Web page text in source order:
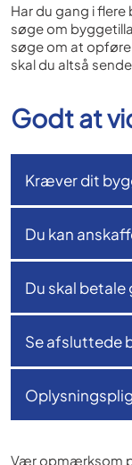
Har du gang i
søge om
søge om at
skal du altså
Godt at
Kræver dit
Du kan
Du skal
Se afsluttede
Vær opmærksom